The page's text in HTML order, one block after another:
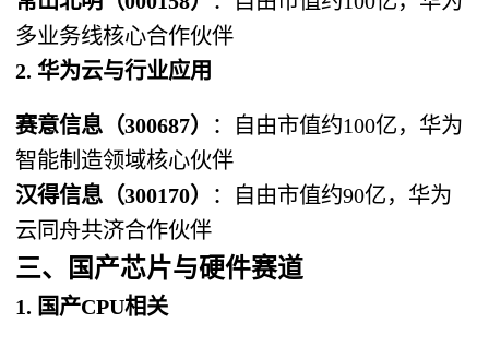
多业务线核心合作伙伴
2. 华为云与行业应用
赛意信息（300687）​
​：自由市值约100亿，华为
智能制造领域核心伙伴
汉得信息（300170）​
​：自由市值约90亿，华为
云同舟共济合作伙伴
三、国产芯片与硬件赛道
1. 国产CPU相关